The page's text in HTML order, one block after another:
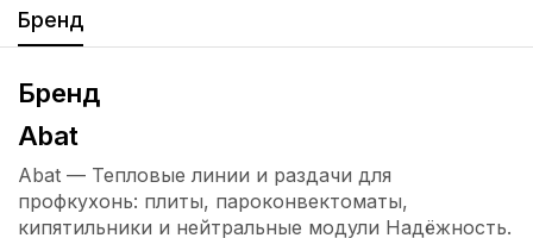
Бренд
Бренд
Abat
Abat — Тепловые линии и раздачи для
профкухонь: плиты, пароконвектоматы,
кипятильники и нейтральные модули Надёжность.